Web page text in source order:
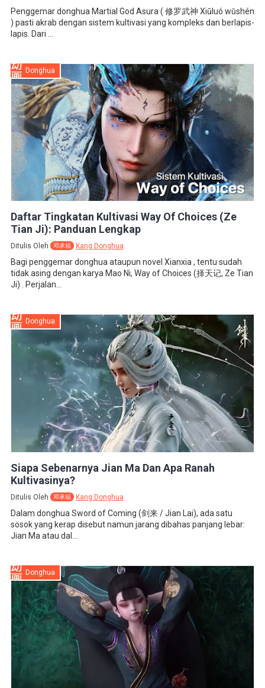
Penggemar donghua Martial God Asura ( 修罗武神 Xiūluó wǔshén
) pasti akrab dengan sistem kultivasi yang kompleks dan berlapis-
lapis. Dari ...
Donghua
Daftar Tingkatan Kultivasi Way Of Choices (Ze
Tian Ji): Panduan Lengkap
Ditulis Oleh 邓承福 Kang Donghua
Bagi penggemar donghua ataupun novel Xianxia , tentu sudah
tidak asing dengan karya Mao Ni, Way of Choices (择天记, Ze Tian
Ji) . Perjalan...
Donghua
Siapa Sebenarnya Jian Ma Dan Apa Ranah
Kultivasinya?
Ditulis Oleh 邓承福 Kang Donghua
Dalam donghua Sword of Coming (剑来 / Jian Lai), ada satu
sosok yang kerap disebut namun jarang dibahas panjang lebar:
Jian Ma atau dal...
Donghua